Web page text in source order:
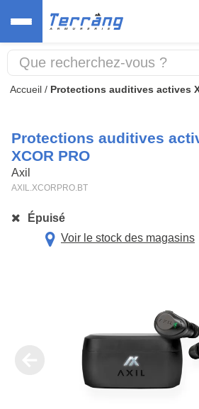
Accueil / Protections auditives actives
Protections auditives
XCOR PRO
Axil
AXIL.XCORPRO.BT
Épuisé
Voir le stock des magasins